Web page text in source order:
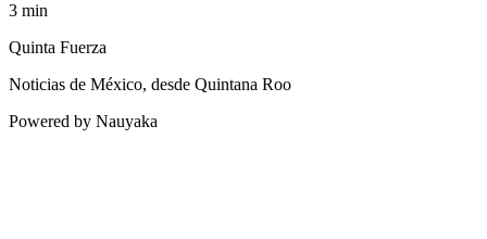
3 min
Quinta Fuerza
Noticias de México, desde Quintana Roo
Powered by Nauyaka